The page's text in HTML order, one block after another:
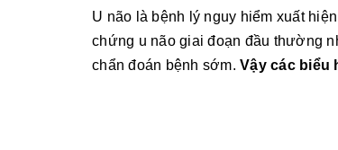
U não là bệnh lý nguy hiểm xuất
chứng u não giai đoạn đầu thường
chẩn đoán bệnh sớm. Vậy các biểu